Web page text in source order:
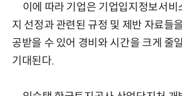
이에 따라 기업은 기업입지정보서비
지 선정과 관련된 규정 및 제반 자료들
공받을 수 있어 경비와 시간을 크게 줄
기대된다.